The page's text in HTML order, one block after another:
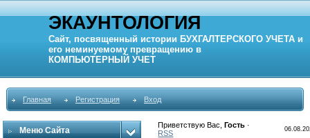
ЭКАУНТОЛОГИЯ
Сайт, посвященный истории БУХГАЛТЕРСКОГО УЧЕТА и
его неминуемому превращению в
КОМПЬЮТЕРНЫЙ УЧЕТ
Главная Регистрация Вход
Меню Сайта
Приветствую Вас ,Гость ·
RSS